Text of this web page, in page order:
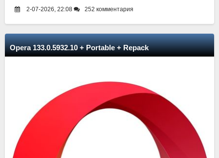
2-07-2026, 22:08 252 комментария
Opera 133.0.5932.10 + Portable + Repack